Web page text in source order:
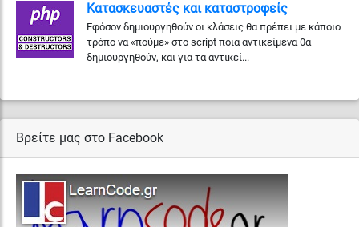
Κατασκευαστές και καταστροφείς
Εφόσον δημιουργηθούν οι κλάσεις θα πρέπει με κάποιο
τρόπο να «πούμε» στο script ποια αντικείμενα θα
δημιουργηθούν, και για τα αντικεί...
Βρείτε μας στο Facebook